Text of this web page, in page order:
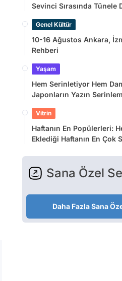
Sevinci Sırasında Tünele
Genel Kültür
10-16 Ağustos Ankara,
Rehberi
Yaşam
Hem Serinletiyor Hem
Japonların Yazın
Vitrin
Haftanın En Popülerleri:
Eklediği Haftanın En Çok
Sana Özel
Daha Fazla Sana